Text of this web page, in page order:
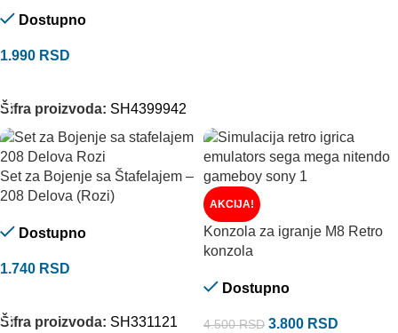
Dostupno
1.990 RSD
Šifra proizvoda: SH4399942
Set za Bojenje sa Štafelajem –
208 Delova (Rozi)
Dostupno
1.740 RSD
Šifra proizvoda: SH331121
AKCIJA!
Konzola za igranje M8 Retro
konzola
Dostupno
4.500RSD 3.800 RSD